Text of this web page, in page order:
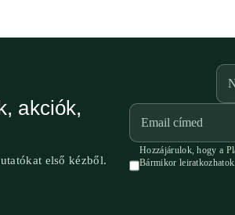
akciók,
első kézből.
Hozzájárulok, hogy a
Bármikor